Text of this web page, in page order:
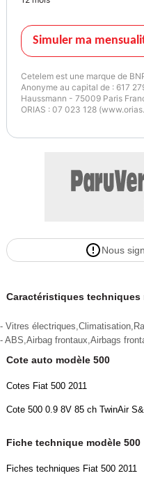
Direction assistée
Airbag
Airbag conducteur et passager
Airbag genou conducteur
Système d'airbag crânien AV
Système de climatisation
Contrôle dynamique de
Ordinateur de bord
Ordinateur de bord
Sound-System Interscope
Système de Freinage
Données du véhicule selon le
Système antipatinage (ASR)
Verrouillage centralisé
Simuler ma
Cetelem est une marque de
Anonyme au capital de : 617
Haussmann - 75009 Paris
ORIAS : 07 023 128
Nous
Caractéristiques techniques
- Vitres
- ABS,Airbag frontaux,Airbags
Cote auto modèle 500
Cotes Fiat 500 2011
Cote 500 0.9 8V 85 ch TwinAir
Fiche technique modèle 500
Fiches techniques Fiat 500 2011